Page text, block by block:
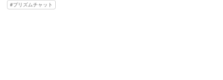
プリズムチャット